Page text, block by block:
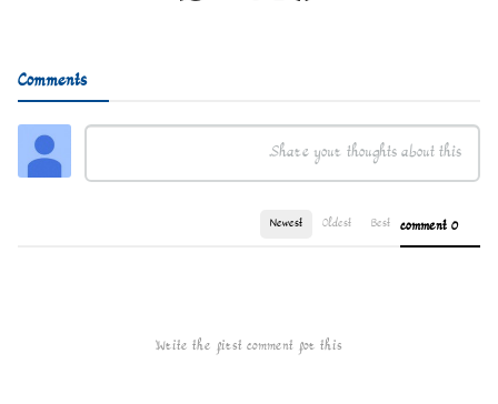
Comments
0 comment
Best
Oldest
Newest
Write the first comment for this!